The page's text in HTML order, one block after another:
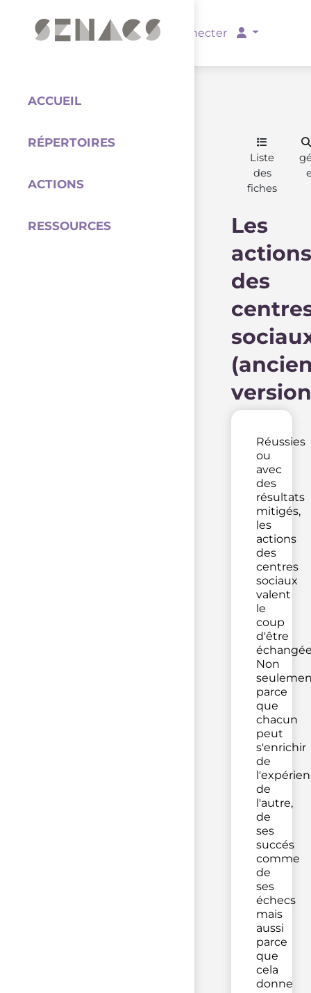
Se connecter
ACCUEIL
RÉPERTOIRES
ACTIONS
RESSOURCES
Liste
des
fiches
Les
actions
des
Réussies
ou
avec
des
résultats
mitigés,
les
actions
des
centres
sociaux
valent
le
coup
d'être
Non
parce
que
chacun
peut
s'enrichir
de
de
l'autre,
de
ses
succés
comme
de
ses
échecs
mais
aussi
parce
que
cela
donne